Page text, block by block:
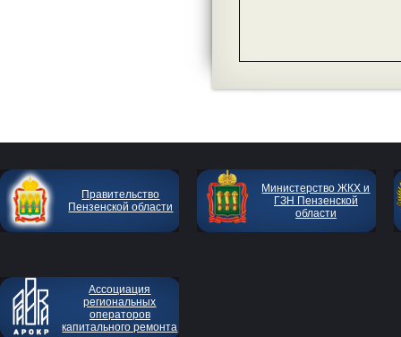
Правительство
Пензенской области
Министерство ЖКХ и
ГЗН Пензенской
области
Ассоциация
региональных
операторов
капитального ремонта